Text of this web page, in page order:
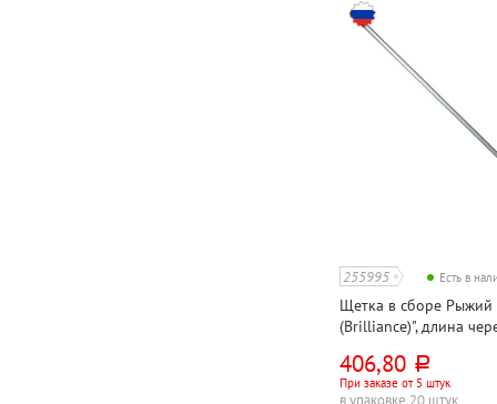
255995 Есть в
Щетка в сборе Рыжий
(Brilliance)", длина
пластик, 30см*8см,
еврорезьба, мягкая
406,80 руб.
При заказе от 5 штук
в упаковке 20 штук